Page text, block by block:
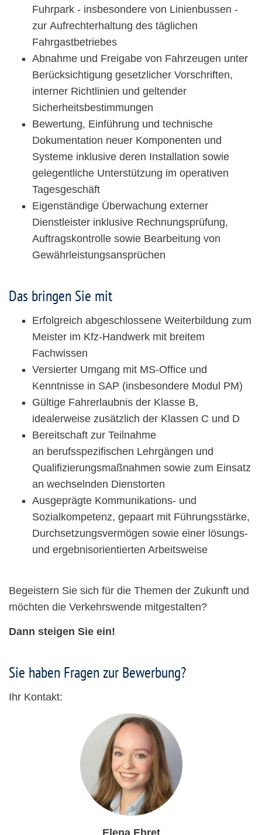
Fuhrpark - insbesondere von Linienbussen -
zur Aufrechterhaltung des täglichen
Fahrgastbetriebes
Abnahme und Freigabe von Fahrzeugen unter
Berücksichtigung gesetzlicher Vorschriften,
interner Richtlinien und geltender
Sicherheitsbestimmungen
Bewertung, Einführung und technische
Dokumentation neuer Komponenten und
Systeme inklusive deren Installation sowie
gelegentliche Unterstützung im operativen
Tagesgeschäft
Eigenständige Überwachung externer
Dienstleister inklusive Rechnungsprüfung,
Auftragskontrolle sowie Bearbeitung von
Gewährleistungsansprüchen
Das bringen Sie mit
Erfolgreich abgeschlossene Weiterbildung zum
Meister im Kfz-Handwerk mit breitem
Fachwissen
Versierter Umgang mit MS-Office und
Kenntnisse in SAP (insbesondere Modul PM)
Gültige Fahrerlaubnis der Klasse B,
idealerweise zusätzlich der Klassen C und D
Bereitschaft zur Teilnahme
an berufsspezifischen Lehrgängen und
Qualifizierungsmaßnahmen sowie zum Einsatz
an wechselnden Dienstorten
Ausgeprägte Kommunikations- und
Sozialkompetenz, gepaart mit Führungsstärke,
Durchsetzungsvermögen sowie einer lösungs-
und ergebnisorientierten Arbeitsweise
Begeistern Sie sich für die Themen der Zukunft und
möchten die Verkehrswende mitgestalten?
Dann steigen Sie ein!
Sie haben Fragen zur Bewerbung?
Ihr Kontakt: